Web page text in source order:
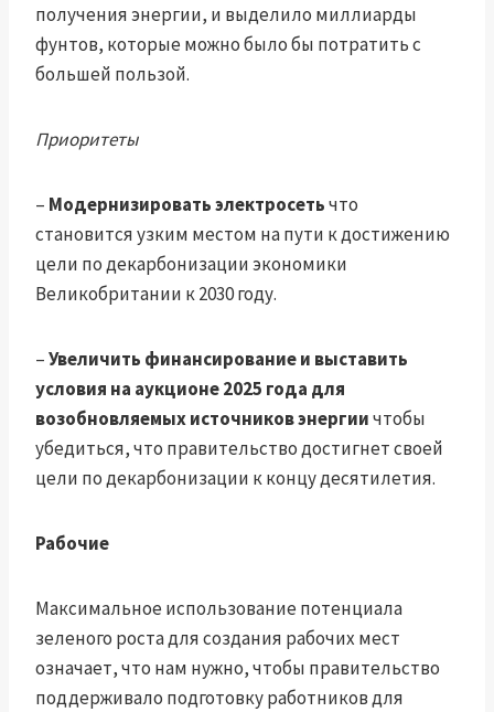
получения энергии, и выделило миллиарды
фунтов, которые можно было бы потратить с
большей пользой.
Приоритеты
– Модернизировать электросетьчто
становится узким местом на пути к достижению
цели по декарбонизации экономики
Великобритании к 2030 году.
–Увеличить финансирование и выставить
условия на аукционе 2025 года для
возобновляемых источников энергиичтобы
убедиться, что правительство достигнет своей
цели по декарбонизации к концу десятилетия.
Рабочие
Максимальное использование потенциала
зеленого роста для создания рабочих мест
означает, что нам нужно, чтобы правительство
поддерживало подготовку работников для